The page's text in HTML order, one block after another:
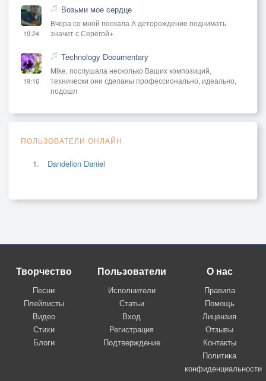
19:24
Возьми мое сердце
Вчера со мной поокала А деторождение поднимать
значит с Серёгой+
19:16
Technology Documentary
Mike, послушала несколько Ваших композиций,
технически они сделаны профессионально, идеально,
подошл
ПОЛЬЗОВАТЕЛИ ОНЛАЙН
Dandelion Daniel
Творчество
Песни
Плейлисты
Видео
Стихи
Блоги
Пользователи
Исполнители
Статьи
Вход
Регистрация
Подтверждение
О нас
Правила
Помощь
Лицензия
Отзывы
Контакты
Политика
конфиденциальности